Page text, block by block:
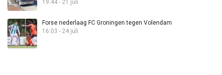
19:44 - 21 juli
Forse nederlaag FC Groningen tegen Volendam
16:03 - 24 juli